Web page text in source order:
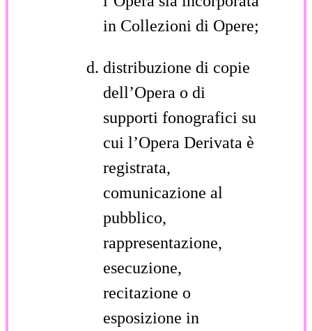
in Collezioni di Opere;
distribuzione di copie
dell’Opera o di
supporti fonografici su
cui l’Opera Derivata è
registrata,
comunicazione al
pubblico,
rappresentazione,
esecuzione,
recitazione o
esposizione in